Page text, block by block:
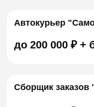
+ вы в разных городах
ПРИВЕСТИ ДРУГА